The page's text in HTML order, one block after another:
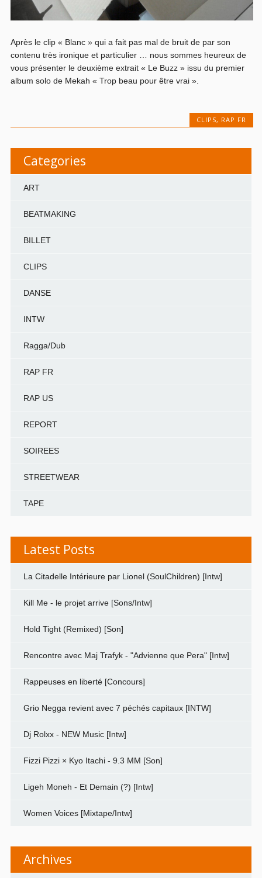
Après le clip « Blanc » qui a fait pas mal de bruit de par son
contenu très ironique et particulier … nous sommes heureux de
vous présenter le deuxième extrait « Le Buzz » issu du premier
album solo de Mekah « Trop beau pour être vrai ».
CLIPS, RAP FR
Categories
ART
BEATMAKING
BILLET
CLIPS
DANSE
INTW
Ragga/Dub
RAP FR
RAP US
REPORT
SOIREES
STREETWEAR
TAPE
Latest Posts
La Citadelle Intérieure par Lionel (SoulChildren) [Intw]
Kill Me - le projet arrive [Sons/Intw]
Hold Tight (Remixed) [Son]
Rencontre avec Maj Trafyk - "Advienne que Pera" [Intw]
Rappeuses en liberté [Concours]
Grio Negga revient avec 7 péchés capitaux [INTW]
Dj Rolxx - NEW Music [Intw]
Fizzi Pizzi × Kyo Itachi - 9.3 MM [Son]
Ligeh Moneh - Et Demain (?) [Intw]
Women Voices [Mixtape/Intw]
Archives